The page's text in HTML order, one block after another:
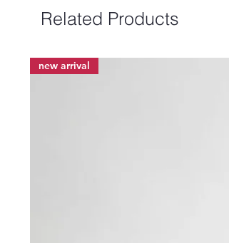
Related Products
new arrival